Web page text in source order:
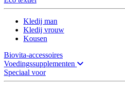
Kledij man
Kledij vrouw
Kousen
Biovita-accessoires
Voedingssupplementen
Speciaal voor